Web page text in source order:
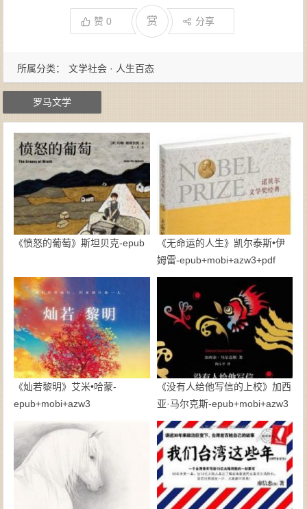
赞0 赏 分享
所属分类： 文学社会 · 人生百态
罗马文学
《愤怒的葡萄》斯坦贝克-epub
《无命运的人生》凯尔泰斯•伊
姆雷-epub+mobi+azw3+pdf
《灿若黎明》艾米•哈蒙-
epub+mobi+azw3
《没有人给他写信的上校》加西
亚·马尔克斯-epub+mobi+azw3